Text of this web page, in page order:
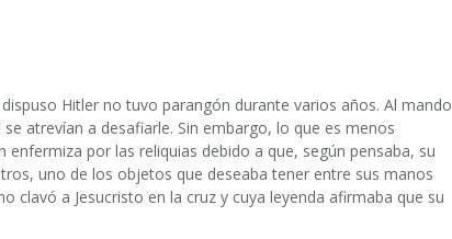
Hitler no tuvo parangón durante varios años. Al mando
atrevían a desafiarle. Sin embargo, lo que es menos
por las reliquias debido a que, según pensaba, su
uno de los objetos que deseaba tener entre sus manos
clavó a Jesucristo en la cruz y cuya leyenda afirmaba que su